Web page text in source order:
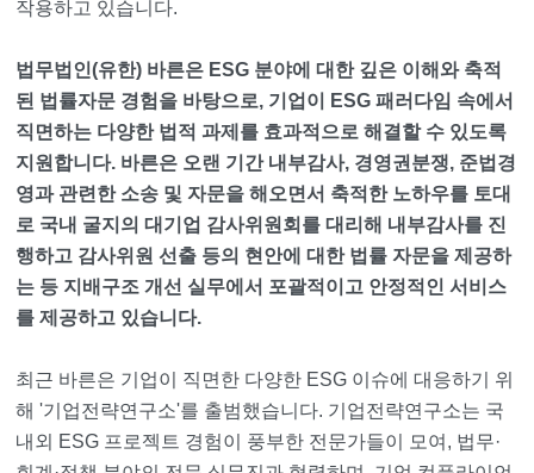
작용하고 있습니다.
법무법인(유한) 바른은 ESG 분야에 대한 깊은 이해와 축적
된 법률자문 경험을 바탕으로, 기업이 ESG 패러다임 속에서
직면하는 다양한 법적 과제를 효과적으로 해결할 수 있도록
지원합니다. 바른은 오랜 기간 내부감사, 경영권분쟁, 준법경
영과 관련한 소송 및 자문을 해오면서 축적한 노하우를 토대
로 국내 굴지의 대기업 감사위원회를 대리해 내부감사를 진
행하고 감사위원 선출 등의 현안에 대한 법률 자문을 제공하
는 등 지배구조 개선 실무에서 포괄적이고 안정적인 서비스
를 제공하고 있습니다.
최근 바른은 기업이 직면한 다양한 ESG 이슈에 대응하기 위
해 '기업전략연구소'를 출범했습니다. 기업전략연구소는 국
내외 ESG 프로젝트 경험이 풍부한 전문가들이 모여, 법무·